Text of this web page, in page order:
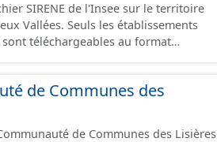
SIRENE de l'Insee sur le territoire
établissements
téléchargeables au format
Il est filtré au-delà des prescriptions
de Communes des
de Communes des Lisières